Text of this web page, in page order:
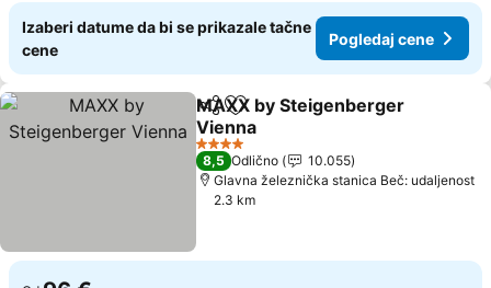
Izaberi datume da bi se prikazale tačne
cene
Pogledaj cene
Deli Dodati u favorite
MAXX by Steigenberger
Vienna
4 Zvezdice
8,5 Odlično
10.055
Glavna železnička stanica Beč: udaljenost
2.3 km